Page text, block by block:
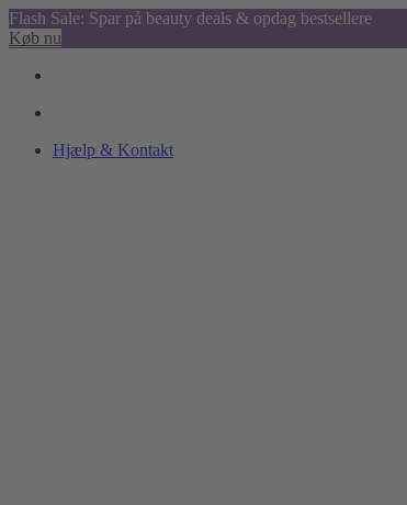
Flash Sale: Spar på beauty deals & opdag bestsellere
Køb nu
Hjælp & Kontakt